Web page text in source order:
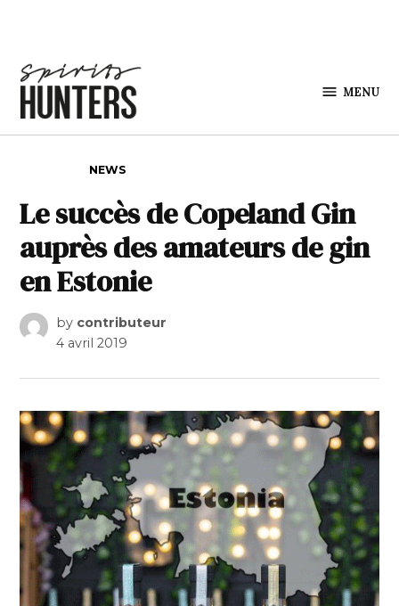
MENU
NEWS
Le succès de Copeland Gin
auprès des amateurs de gin
en Estonie
by contributeur
4 avril 2019